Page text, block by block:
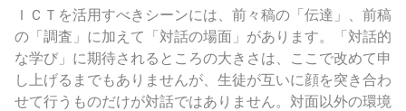
ＩＣＴを活用すべきシーンには、前々稿の「伝達」、前稿
の「調査」に加えて「対話の場面」があります。「対話的
な学び」に期待されるところの大きさは、ここで改めて申
し上げるまでもありませんが、生徒が互いに顔を突き合わ
せて行うものだけが対話ではありません。対面以外の環境